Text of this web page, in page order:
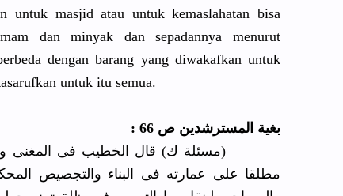
untuk masjid atau untuk kemaslahatan bisa
dan minyak dan sepadannya menurut
dengan barang yang diwakafkan untuk
untuk itu semua.
بغية المسترشدين ص 66 :
(مسئلة ك) قال الخطيب فى المغنى
مطلقا على عمارته فى البناء والتجصيص